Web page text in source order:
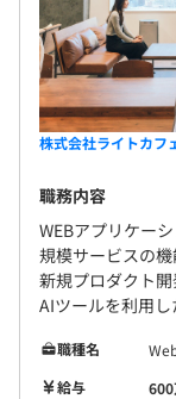
株式会社ライトカフ
職務内容
WEBアプリケー
規模サービスの機
新規プロダクト
AIツールを利用し
職種名
給与